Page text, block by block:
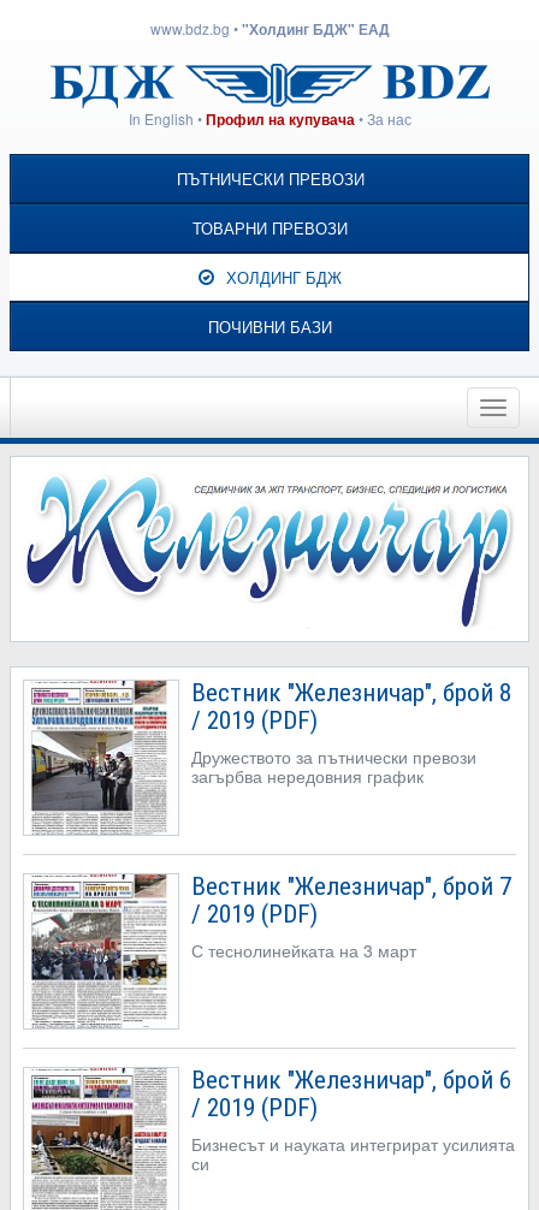
www.bdz.bg •"Холдинг БДЖ" ЕАД
In English •Профил на купувача •За нас
ПЪТНИЧЕСКИ ПРЕВОЗИ
ТОВАРНИ ПРЕВОЗИ
ХОЛДИНГ БДЖ
ПОЧИВНИ БАЗИ
Toggle
Вестник "Железничар", брой 8
/ 2019 (PDF)
Дружеството за пътнически превози
загърбва нередовния график
Вестник "Железничар", брой 7
/ 2019 (PDF)
С теснолинейката на 3 март
Вестник "Железничар", брой 6
/ 2019 (PDF)
Бизнесът и науката интегрират усилията
си